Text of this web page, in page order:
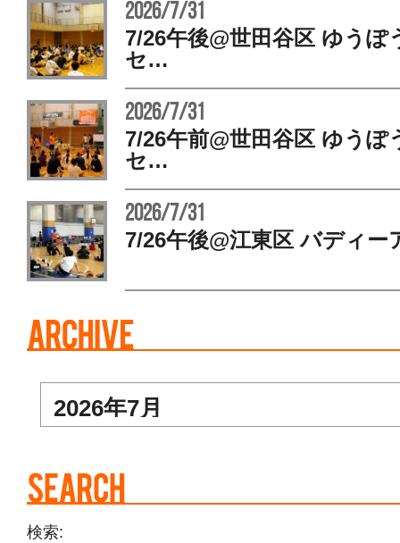
2026/7/31
7/26午後@世田谷区 ゆうぽ
セ…
2026/7/31
7/26午前@世田谷区 ゆうぽ
セ…
2026/7/31
7/26午後@江東区 バディ
検索: